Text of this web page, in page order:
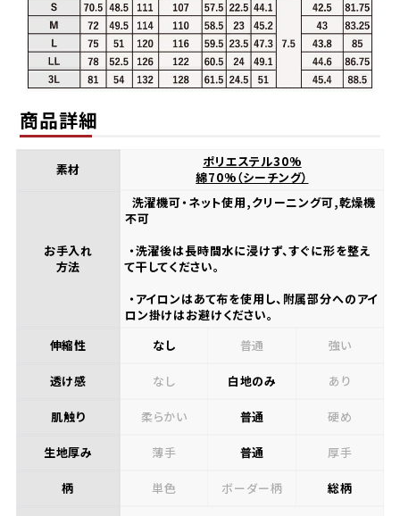
商品詳細
素材
ポリエステル30%
綿70%（シーチング）
お手入れ
方法
洗濯機可・ネット使用,クリーニング可,乾燥機
不可
・洗濯後は長時間水に浸けず、すぐに形を整え
て干してください。
・アイロンはあて布を使用し、附属部分へのアイ
ロン掛けはお避けください。
伸縮性
なし 普通 強い
透け感 なし 白地のみ あり
肌触り 柔らかい 普通 硬め
生地厚み 薄手 普通 厚手
柄 単色 ボーダー柄 総柄